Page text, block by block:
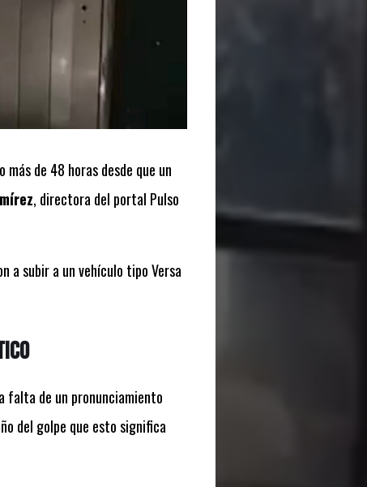
de 48 horas desde que un
, directora del portal Pulso
a subir a un vehículo tipo Versa
falta de un pronunciamiento
del golpe que esto significa